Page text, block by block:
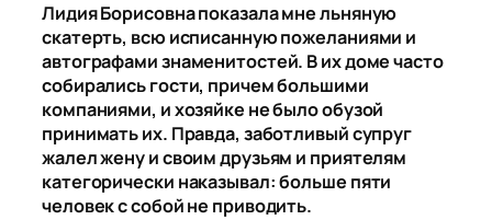
Лидия Борисовна показала мне льняную
скатерть, всю исписанную пожеланиями и
автографами знаменитостей. В их доме часто
собирались гости, причем большими
компаниями, и хозяйке не было обузой
принимать их. Правда, заботливый супруг
жалел жену и своим друзьям и приятелям
категорически наказывал: больше пяти
человек с собой не приводить.